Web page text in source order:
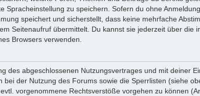
zu speichern. Sofern du ohne
speichert und sicherstellt, dass keine mehrfache
Seitenaufruf übermittelt. Du kannst sie jederzeit über die
Browsers verwenden.
abgeschlossenen Nutzungsvertrages und mit deiner
der Nutzung des Forums sowie die Sperrlisten (siehe
vorgenommene Rechtsverstöße vorgehen zu können